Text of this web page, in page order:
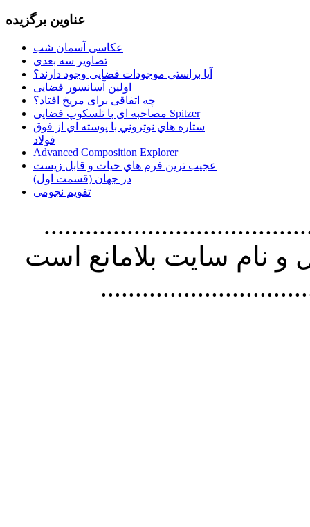
عناوین برگزیده
عکاسی آسمان شب
تصاویر سه بعدی
آیا براستی موجودات فضایی وجود دارند؟
اولین آسانسور فضایی
چه اتفاقی برای مریخ افتاد؟
مصاحبه ای با تلسکوپ فضایی Spitzer
ستاره هاي نوتروني با پوسته اي از فوق
فولاد
Advanced Composition Explorer
عجیب ترین فرم هاي حيات و قابل زيست
در جهان (قسمت اول)
تقویم نجومی
استفاده از
نام سايت بلامانع است